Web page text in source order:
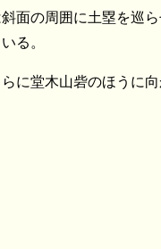
面の周囲に土塁を巡
る。
に堂木山砦のほうに